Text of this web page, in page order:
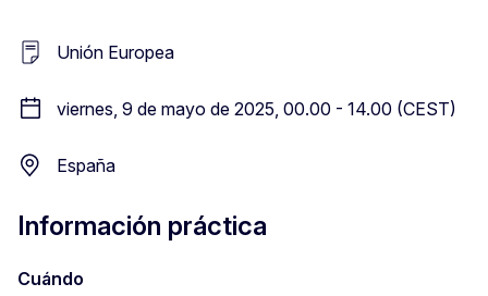
Unión Europea
viernes, 9 de mayo de 2025, 00.00 - 14.00 (CEST)
España
Información práctica
Cuándo